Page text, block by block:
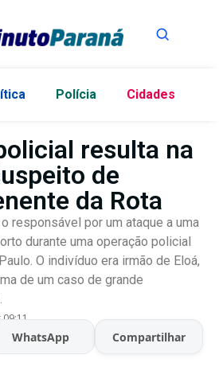
Polícia Cidades
resulta na
de
da Rota
responsável por um ataque a uma
durante uma operação policial
O indivíduo era irmão de Eloá,
de um caso de grande
WhatsApp Compartilhar